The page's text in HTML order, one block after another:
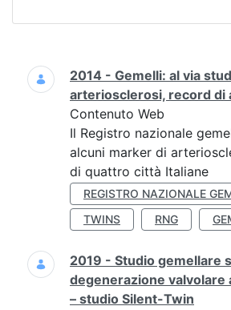
Ricerca
2014 - Gemelli: al via
arteriosclerosi, record di
Contenuto Web
Il Registro nazionale
alcuni marker di
di quattro città Italiane
REGISTRO NAZIONALE
TWINS
RNG
2019 - Studio gemellare
degenerazione valvolare
– studio Silent-Twin